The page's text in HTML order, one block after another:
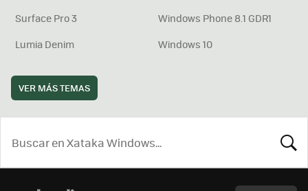
Surface Pro 3
Windows Phone 8.1 GDR1
Lumia Denim
Windows 10
VER MÁS TEMAS